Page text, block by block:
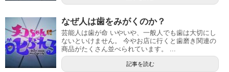
なぜ人は歯をみがくのか？
芸能人は歯が命 いやいや、一般人でも歯は大切にし
ないといけません。 今やお店に行くと歯磨き関連の
商品がたくさん並べられています。 ...
記事を読む